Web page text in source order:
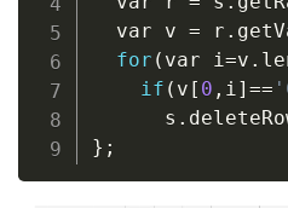
  var v
= r .
for ( var i=v .
if ( v[ 0 , i] ==
      s
.
}